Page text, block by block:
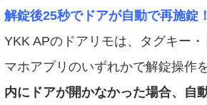
解錠後25秒でドアが自動で再施錠！
YKK APのドアリモは、タグキー
マホアプリのいずれかで解錠操作
内にドアが開かなかった場合、自